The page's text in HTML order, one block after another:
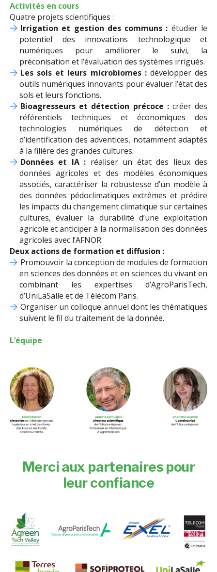
Activités en cours
Quatre projets scientifiques :
Irrigation et gestion des communs : étudier le
potentiel des innovations technologique et
numériques pour améliorer le suivi, la
préconisation et l’évaluation des systèmes irrigués.
Les sols et leurs microbiomes :développer des
outils numériques innovants pour évaluer l’état des
sols et leurs fonctions.
Bioagresseurs et détection précoce :créer des
référentiels techniques et économiques
des
technologies numériques de détection et
d’identification des adventices, notamment adaptés
à la filière des grandes cultures.
Données et IA : réaliser un état des lieux des
données agricoles et des modèles économiques
associés, caractériser la robustesse d’un modèle à
des données pédoclimatiques extrêmes et prédire
les impacts du changement climatique sur certaines
cultures, évaluer la durabilité d’une exploitation
agricole et anticiper à la normalisation des données
agricoles avec l’AFNOR.
Deux actions de formation et diffusion :
Promouvoir la conception de modules de formation
en sciences des données et en sciences du vivant en
combinant les expertises d’AgroParisTech,
d’UniLaSalle et de Télécom Paris.
Organiser un colloque annuel dont les thématiques
suivent le fil du traitement de la donnée.
L’équipe
Merci aux partenaires pour
leur confiance